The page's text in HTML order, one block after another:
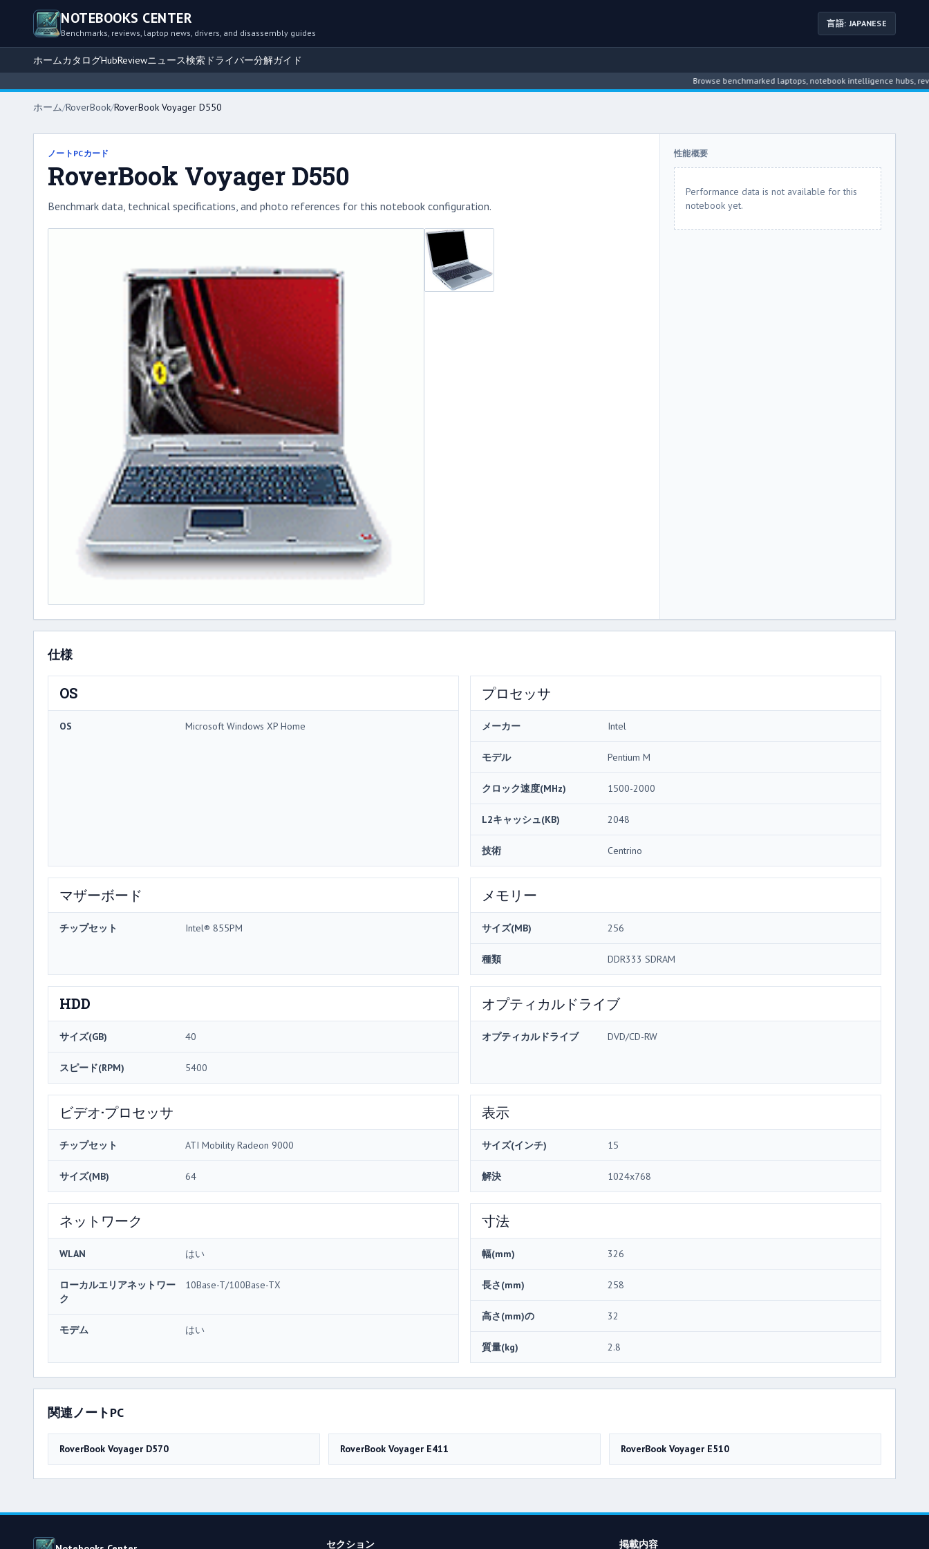
NOTEBOOKS CENTER
Benchmarks, reviews, laptop news, drivers, and disassembly guides
言語: JAPANESE
ホームカタログHubReviewニュース検索 ドライバー分解ガイド
Browse benchmarked laptops, notebook intelligence hubs, reviews,
ホーム/RoverBook/RoverBook Voyager D550
ノートPCカード
RoverBook Voyager D550
Benchmark data, technical specifications, and photo references for this notebook configuration.
性能概要
Performance data is not available for this
notebook yet.
仕様
OS
OS Microsoft Windows XP Home
プロセッサ
メーカー Intel
モデル Pentium M
クロック速度(MHz) 1500-2000
L2キャッシュ(KB) 2048
技術 Centrino
マザーボード
チップセット Intel® 855PM
メモリー
サイズ(MB) 256
種類 DDR333 SDRAM
HDD
サイズ(GB) 40
スピード(RPM) 5400
オプティカルドライブ
オプティカルドライブ DVD/CD-RW
ビデオ·プロセッサ
チップセット ATI Mobility Radeon 9000
サイズ(MB) 64
表示
サイズ(インチ) 15
解決 1024x768
ネットワーク
WLAN はい
ローカルエリアネットワー
ク
10Base-T/100Base-TX
モデム はい
寸法
幅(mm) 326
長さ(mm) 258
高さ(mm)の 32
質量(kg) 2.8
関連ノートPC
RoverBook Voyager D570 RoverBook Voyager E411 RoverBook Voyager E510
セクション 掲載内容